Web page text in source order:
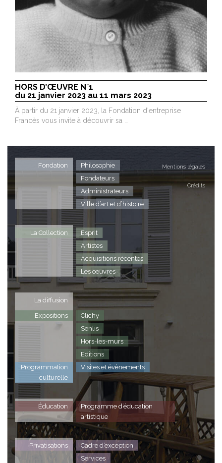
HORS D’ŒUVRE N°1
du 21 janvier 2023 au 11 mars 2023
À partir du 21 janvier 2023, la Fondation d'entreprise
Francès vous invite à découvrir sa …
Mentions légales
Crédits
Fondation
Philosophie
Fondateurs
Administrateurs
Ville d’art et d’histoire
La Collection
Esprit
Artistes
Acquisitions récentes
Les oeuvres
La diffusion
Expositions
Clichy
Senlis
Hors-les-murs
Editions
Programmation
culturelle
Visites et évènements
Éducation
Programme d’éducation
artistique
Privatisations
Cadre d’exception
Services